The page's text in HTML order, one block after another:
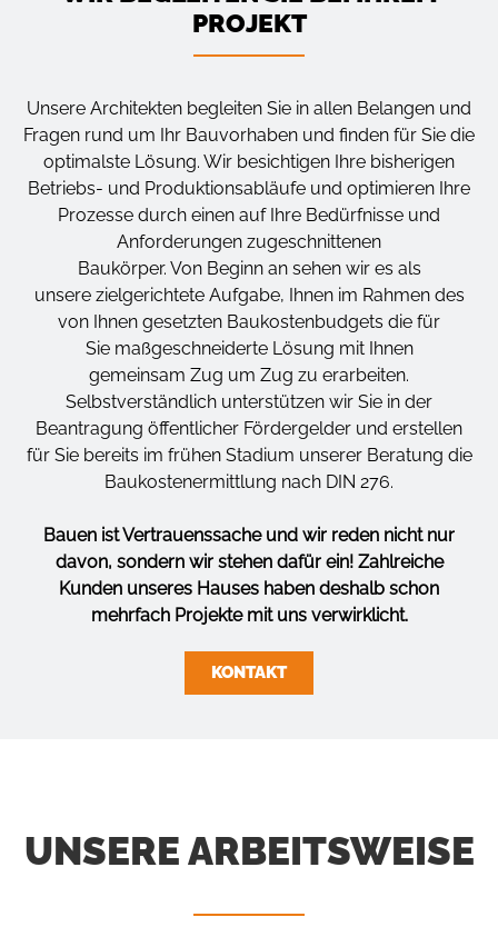
PROJEKT
Unsere Architekten begleiten Sie in allen Belangen und
Fragen rund um Ihr Bauvorhaben und finden für Sie die
optimalste Lösung. Wir besichtigen Ihre bisherigen
Betriebs- und Produktionsabläufe und optimieren Ihre
Prozesse durch einen auf Ihre Bedürfnisse und
Anforderungen zugeschnittenen
Baukörper. Von Beginn an sehen wir es als
unsere zielgerichtete Aufgabe, Ihnen im Rahmen des
von Ihnen gesetzten Baukostenbudgets die für
Sie maßgeschneiderte Lösung mit Ihnen
gemeinsam Zug um Zug zu erarbeiten.
Selbstverständlich unterstützen wir Sie in der
Beantragung öffentlicher Fördergelder und erstellen
für Sie bereits im frühen Stadium unserer Beratung die
Baukostenermittlung nach DIN 276.
Bauen ist Vertrauenssache und wir reden nicht nur
davon, sondern wir stehen dafür ein! Zahlreiche
Kunden unseres Hauses haben deshalb schon
mehrfach Projekte mit uns verwirklicht.
KONTAKT
UNSERE ARBEITSWEISE